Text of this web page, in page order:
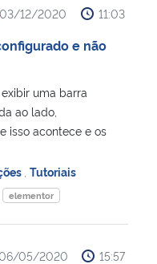
Comunicações
03/12/2020 11:03
e não
uma barra
ao lado,
isso acontece e os
Tutoriais
elementor
05/2020 15:57